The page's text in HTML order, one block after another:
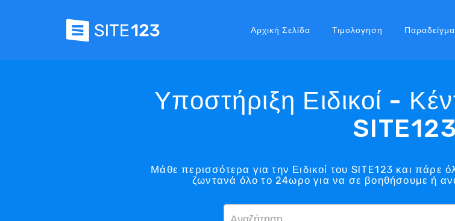
Αρχική Σελίδα Τιμολογηση
Υποστήριξη Ειδικοί -
SITE123
Μάθε περισσότερα για την Ειδικοί του SITE123 και πάρε
ζωντανά όλο το 24ωρο για να σε βοηθήσουμε ή